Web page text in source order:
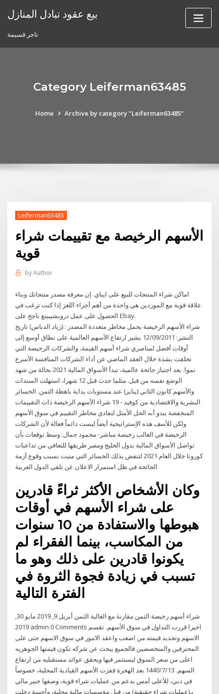
بيع عقود تبادل المنازل
تاجر قسيمة
Category Leiferman63485
Home Archive by category "Leiferman63485"
Leiferman63485
الأسهم الرخيصة مع تقييمات شراء
قوية
byAuthor
اماكن شراء المنتجات للبيع على ايباي. إن معرفة مصدر منتجاتك وبناء
علاقة قوية مع الموردين هي واحدة من أهم أجزاء اللغز إذا كنت ترغب في
الحصول على عمل دروبشيبينغ ناجح على Ebay.
شراء الأسهم الرخيصة يحمل مخاطر متعددة المصدر : (زياد الدباس) تاريخ
النشر: 12/09/2011 يشير ارتفاع الأسهم العالمية على نطاق أوسع إلى
أوقات أفضل لمناصري شراء أسهم القيمة، والشركات الرخيصة التي
تخلفت بشدة خلال العقد الماضي عن أداء الشركات المنافسة الأسرع
نموا. بعد اجتياز جائحة عالمية، تبدأ الأسواق المالية 2021 بحالة من شهد
الوضع نفسه من قبل. مثلما حدث قبل 12 شهرا، استهلت السندات
والأسهم كانون الثاني (يناير) عند مستويات بداية باهظة الثمن. الخسائر
البشرية والاقتصادية من كوفيد - 19 شراء الأسهم الرخيصة ذات التقييمات
المنخفضة يبدو أنه الحل الأمثل لتفادي مخاطر التقييم في سوق الأسهم
ولكن للأسف هذه الإستراتيجية أيضاً ليست دائماً فعالة لأن الشركات
الرخيصة في الغالب رخيصة مباشر- محمود جمال: وسط توقعات بأن
تواصل الأسواق المالية بدول الخليج ومصر طريقها للتعافي من تداعيات
كورونا خلال العام 2021 لتنفض بذلك الخسائر التي منيت بسبب وقوع أزمة
الجائحة في ظل استمرار الاعلان عن تلقي الدول العربية
وكان الأشخاص الأكثر ثراءً قادرين
على شراء الأسهم في أوقات
هبوطها والاستفادة من 10 سنوات
من المكاسب، بينما الفقراء لم
يكونوا قادرين على ذلك وهو ما
تسبب في زيادة فجوة الثروة في
الفترة التالية
شراء أسهم رخيصة الثمن مقارنة مع الغالية الثمن أبريل 9, 2019 مايو 30,
2019 admin 0 Comments اخيرا قررت التداول في سوق الأسهم. تقسم
الاسهم وتحديد قيمته من اصعب واعقد الامور في سوق الاسهم حتى على
المحترفين والمتخصصين فالجميع يبحث عن شركه تكون قيمتها الجوهريه
اعلى من سعر السوق ليستثمر فيها ويحقق عوائد مستقبليه من ارتفاع
السهم. 13‏‏/7‏‏/1440 بعد الهجرة قفزت الأسهم القيادية المحلية، خصوصاً
في دبي، للأعلى أمس بدعم من عمليات شراء قوية، وصفها خبير مالي
بـ(عمليات شراء حقيقية) من قبل مؤسسات مالية محلية، وأجنبية دخلت